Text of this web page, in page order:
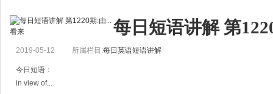
每日短语讲解 第
2019-05-12 所属栏目:每日英语短语讲解
今日短语：
in view of...